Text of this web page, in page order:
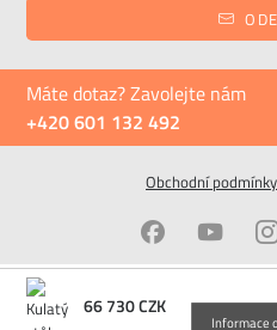
66 730CZK
Máte dotaz? Zavolejte nám
+420 601 132 492
Obchodní podmínky
© ALAX.cz All Rights